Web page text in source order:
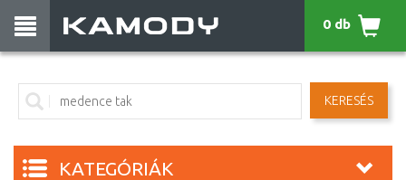
KERESÉS
0 db
KATEGÓRIÁK